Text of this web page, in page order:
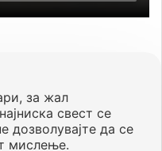
за жал
свест се
дозволувајте да се
мислење.